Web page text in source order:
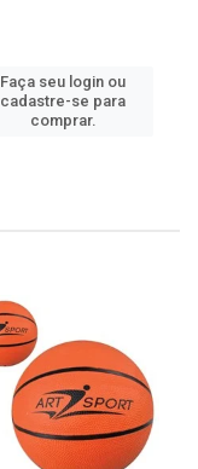
Faça seu login ou
cadastre-se para
comprar.